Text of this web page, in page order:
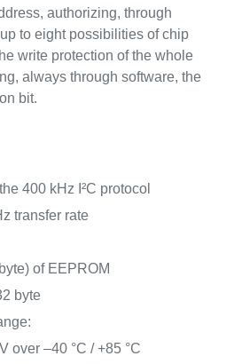
authorizing, through
to eight possibilities of chip
write protection of the whole
always through software, the
bit.
400 kHz I²C protocol
transfer rate
of EEPROM
byte
over –40 °C / +85 °C